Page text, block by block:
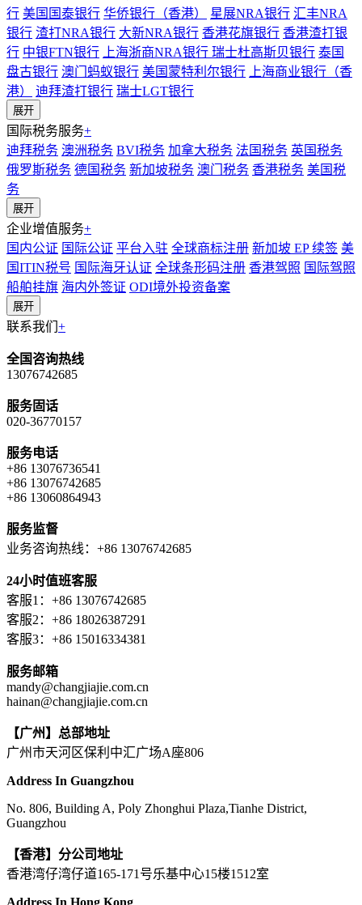
行 美国国泰银行 华侨银行（香港） 星展NRA银行 汇丰NRA
银行 渣打NRA银行 大新NRA银行 香港花旗银行 香港渣打银
行 中银FTN银行 上海浙商NRA银行 瑞士杜高斯贝银行 泰国
盘古银行 澳门蚂蚁银行 美国蒙特利尔银行
上海商业银行（香
港）
迪拜渣打银行 瑞士LGT银行
展开
国际税务服务+
迪拜税务 澳洲税务 BVI税务 加拿大税务 法国税务 英国税务
俄罗斯税务 德国税务 新加坡税务 澳门税务 香港税务 美国税
务
展开
企业增值服务+
国内公证 国际公证 平台入驻 全球商标注册 新加坡 EP 续签 美
国ITIN税号 国际海牙认证 全球条形码注册 香港驾照 国际驾照
船舶挂旗 海内外签证 ODI境外投资备案
展开
联系我们 +
全国咨询热线
13076742685
服务固话
020-36770157
服务电话
+86 13076736541
+86 13076742685
+86 13060864943
服务监督
业务咨询热线：+86 13076742685
24小时值班客服
客服1：+86 13076742685
客服2：+86 18026387291
客服3：+86 15016334381
服务邮箱
mandy@changjiajie.com.cn
hainan@changjiajie.com.cn
【广州】总部地址
广州市天河区保利中汇广场A座806
Address In Guangzhou
No. 806, Building A, Poly Zhonghui Plaza,Tianhe District,
Guangzhou
【香港】分公司地址
香港湾仔湾仔道165-171号乐基中心15楼1512室